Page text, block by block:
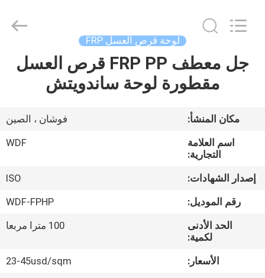
منزل،
منتجات
معلومات
عنا
جولة
المعمل
Foshan
Wonderful
لوحة قرص العسل FRP
جل معطف FRP PP قرص العسل
مقطورة لوحة ساندويتش
مكان المنشأ:
فوشان ، الصين
اسم العلامة
التجارية:
WDF
إصدار الشهادات:
ISO
رقم الموديل:
WDF-FPHP
الحد الأدنى
لكمية:
100 مترا مربعا
الأسعار:
23-45usd/sqm